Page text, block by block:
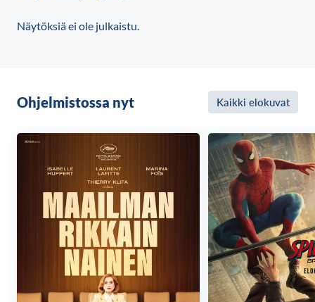
maailmaan, jossa on opeteltava uudet pelisäännöt ja
Lohikäärmepoika Hakun avulla Chihiro pääsee töihin
velhotar Yubaban suureen kylpylään, jossa
virkistystä, ja palvelusväki yrittää pitää jumalat
Näytöksiä ei ole julkaistu.
Ohjelmistossa nyt Kaikki elokuvat